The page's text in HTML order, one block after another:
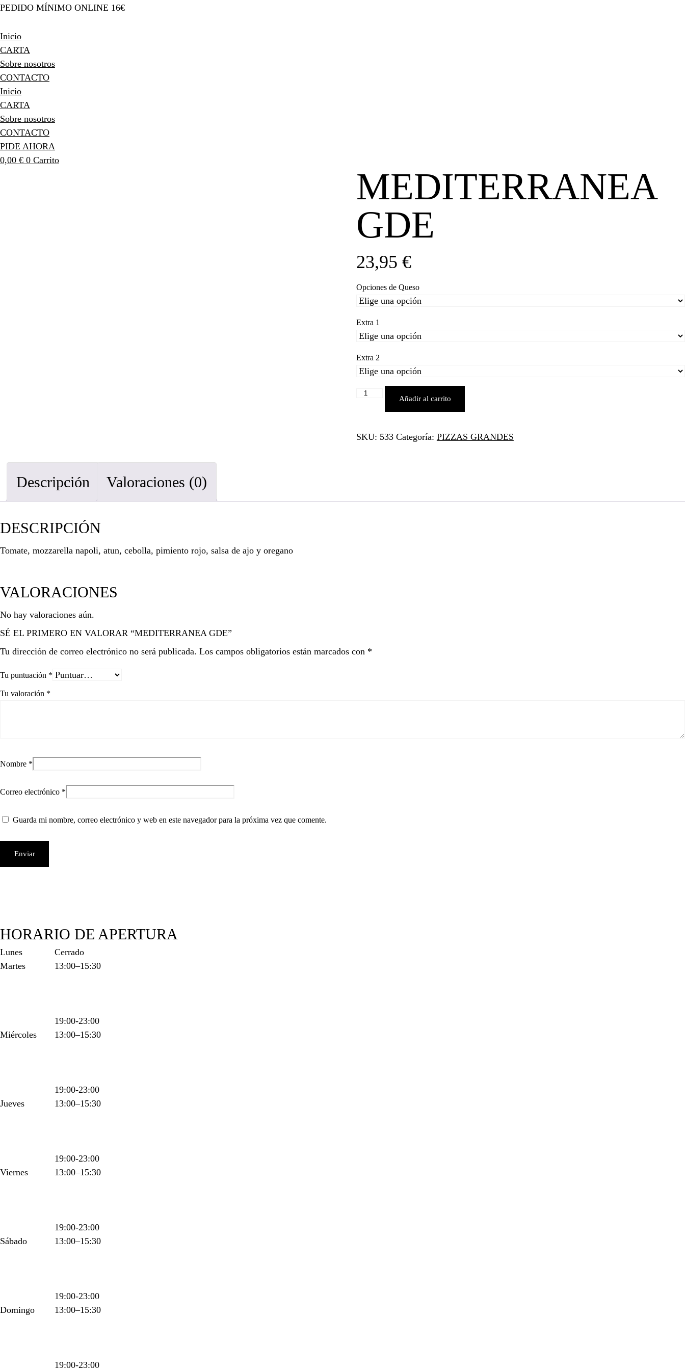
PEDIDO MÍNIMO ONLINE 16€
Inicio
CARTA
Sobre nosotros
CONTACTO
Inicio
CARTA
Sobre nosotros
CONTACTO
PIDE AHORA
0,00 € 0 Carrito
MEDITERRANEA
GDE
23,95 €
Opciones de Queso
Extra 1
Extra 2
MEDITERRANEA
Añadir al carrito
SKU: 533 Categoría: PIZZAS GRANDES
Descripción Valoraciones (0)
DESCRIPCIÓN
Tomate, mozzarella napoli, atun, cebolla, pimiento rojo, salsa de ajo y oregano
VALORACIONES
No hay valoraciones aún.
SÉ EL PRIMERO EN VALORAR “MEDITERRANEA GDE”
Tu dirección de correo electrónico no será publicada. Los campos obligatorios están marcados con *
Tu puntuación *
Tu valoración *
Nombre *
Correo electrónico *
Guarda mi nombre, correo electrónico y web en este navegador para la próxima vez que comente.
HORARIO DE APERTURA
Lunes
Cerrado
Martes
13:00–15:30
19:00-23:00
Miércoles
13:00–15:30
19:00-23:00
Jueves
13:00–15:30
19:00-23:00
Viernes
13:00–15:30
19:00-23:00
Sábado
13:00–15:30
19:00-23:00
Domingo
13:00–15:30
19:00-23:00